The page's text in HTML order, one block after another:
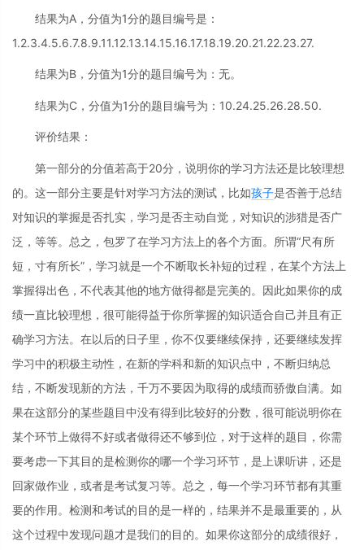
结果为A，分值为1分的题目编号是：
1.2.3.4.5.6.7.8.9.11.12.13.14.15.16.17.18.19.20.21.22.23.27.
结果为B，分值为1分的题目编号为：无。
结果为C，分值为1分的题目编号为：10.24.25.26.28.50.
评价结果：
第一部分的分值若高于20分，说明你的学习方法还是比较理想
的。这一部分主要是针对学习方法的测试，比如孩子是否善于总结
对知识的掌握是否扎实，学习是否主动自觉，对知识的涉猎是否广
泛，等等。总之，包罗了在学习方法上的各个方面。所谓“尺有所
短，寸有所长”，学习就是一个不断取长补短的过程，在某个方法上
掌握得出色，不代表其他的地方做得都是完美的。因此如果你的成
绩一直比较理想，很可能得益于你所掌握的知识适合自己并且有正
确学习方法。在以后的日子里，你不仅要继续保持，还要继续发挥
学习中的积极主动性，在新的学科和新的知识点中，不断归纳总
结，不断发现新的方法，千万不要因为取得的成绩而骄傲自满。如
果在这部分的某些题目中没有得到比较好的分数，很可能说明你在
某个环节上做得不好或者做得还不够到位，对于这样的题目，你需
要考虑一下其目的是检测你的哪一个学习环节，是上课听讲，还是
回家做作业，或者是考试复习等。总之，每一个学习环节都有其重
要的作用。检测和考试的目的是一样的，结果并不是最重要的，从
这个过程中发现问题才是我们的目的。如果你这部分的成绩很好，